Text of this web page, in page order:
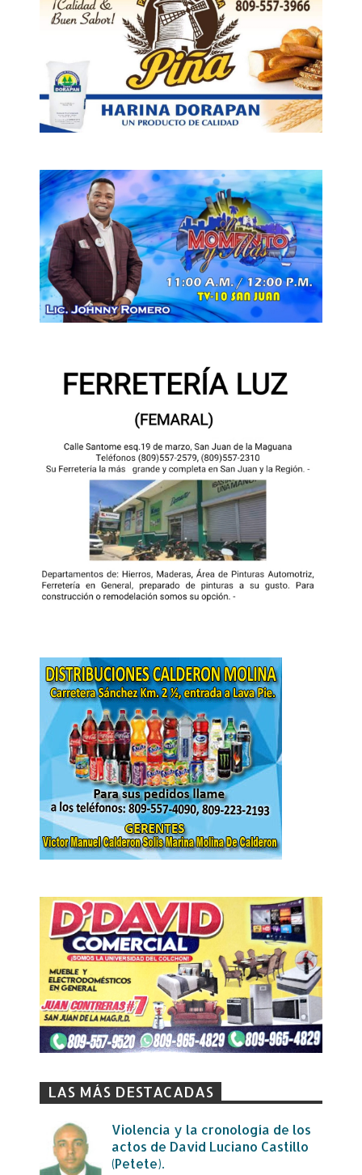
LAS MÁS DESTACADAS
Violencia y la cronología de los
actos de David Luciano Castillo
(Petete).